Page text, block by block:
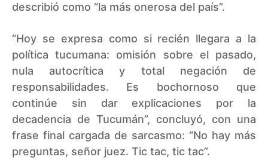
describió como “la más onerosa del país”.
“Hoy se expresa como si recién llegara a la
política tucumana: omisión sobre el pasado,
nula autocrítica y total negación de
responsabilidades. Es bochornoso que
continúe sin dar explicaciones por la
decadencia de Tucumán”, concluyó, con una
frase final cargada de sarcasmo: “No hay más
preguntas, señor juez. Tic tac, tic tac”.